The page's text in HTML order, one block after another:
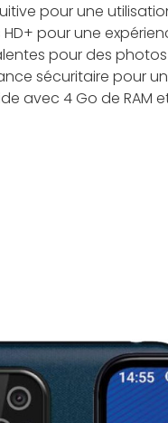
pour une
HD+ pour une
pour des
sécuritaire pour
avec 4 Go de RAM